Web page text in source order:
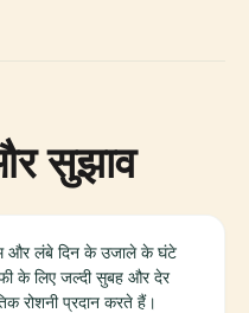
सुझाव
और लंबे दिन के उजाले के घंटे
के लिए जल्दी सुबह और देर
रोशनी प्रदान करते हैं।